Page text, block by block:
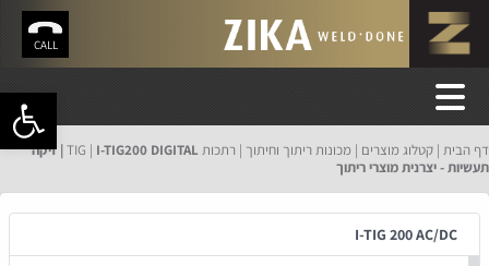
פתח
CALL
דף הבית קטלוג מוצרים מכונות ריתוך וחיתוך רתכות TIG
I-TIG200 DIGITAL | זיקה
תעשיות - יצרנית מוצרי ריתוך
I-TIG 200 AC/DC